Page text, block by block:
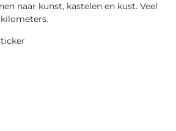
naar kunst, kastelen en kust. Veel